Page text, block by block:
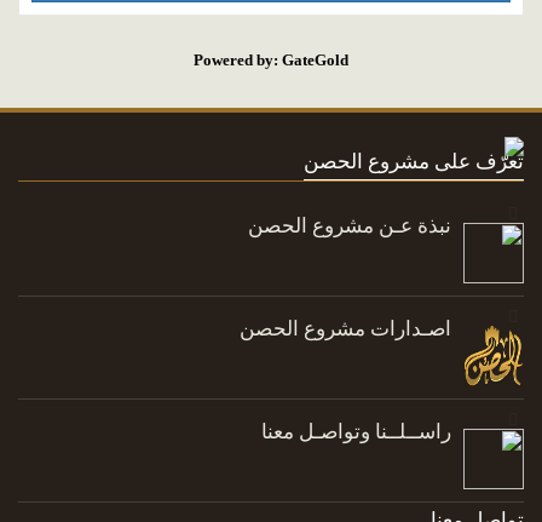
Powered by: GateGold
تعرّف على مشروع الحصن
نبذة عـن مشروع الحصن
اصـدارات مشروع الحصن
راســلــنا وتواصـل معنا